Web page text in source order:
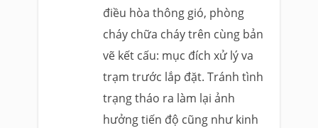
điều hòa thông gió, phòng
cháy chữa cháy trên cùng bản
vẽ kết cấu: mục đích xử lý va
trạm trước lắp đặt. Tránh tình
trạng tháo ra làm lại ảnh
hưởng tiến độ cũng như kinh